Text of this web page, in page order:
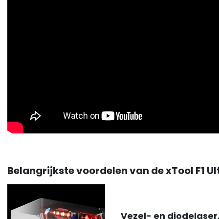
Belangrijkste voordelen van de xTool F1
Vezel- en